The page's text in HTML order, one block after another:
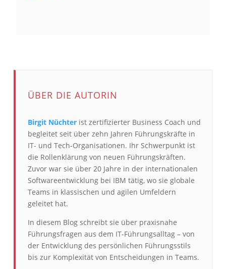
ÜBER DIE AUTORIN
Birgit Nüchter ist zertifizierter Business Coach und
begleitet seit über zehn Jahren Führungskräfte in
IT- und Tech-Organisationen. Ihr Schwerpunkt ist
die Rollenklärung von neuen Führungskräften.
Zuvor war sie über 20 Jahre in der internationalen
Softwareentwicklung bei IBM tätig, wo sie globale
Teams in klassischen und agilen Umfeldern
geleitet hat.
In diesem Blog schreibt sie über praxisnahe
Führungsfragen aus dem IT-Führungsalltag – von
der Entwicklung des persönlichen Führungsstils
bis zur Komplexität von Entscheidungen in Teams.